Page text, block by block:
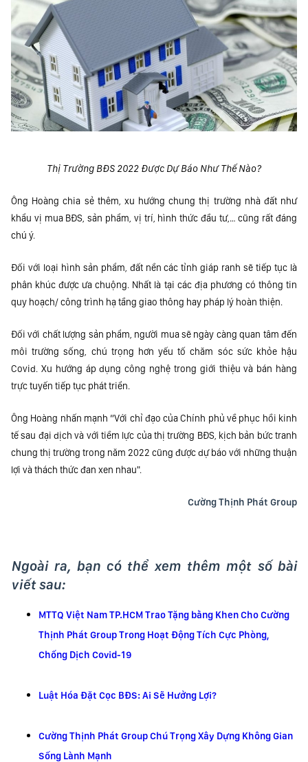
Thị Trường BĐS 2022 Được Dự Báo Như Thế Nào?
Ông Hoàng chia sẻ thêm, xu hướng chung thị trường nhà đất như
khẩu vị mua BĐS, sản phẩm, vị trí, hình thức đầu tư,… cũng rất đáng
chú ý.
Đối với loại hình sản phẩm, đất nền các tỉnh giáp ranh sẽ tiếp tục là
phân khúc được ưa chuộng. Nhất là tại các địa phương có thông tin
quy hoạch/ công trình hạ tầng giao thông hay pháp lý hoàn thiện.
Đối với chất lượng sản phẩm, người mua sẽ ngày càng quan tâm đến
môi trường sống, chú trọng hơn yếu tố chăm sóc sức khỏe hậu
Covid. Xu hướng áp dụng công nghệ trong giới thiệu và bán hàng
trực tuyến tiếp tục phát triển.
Ông Hoàng nhấn mạnh “Với chỉ đạo của Chính phủ về phục hồi kinh
tế sau đại dịch và với tiềm lực của thị trường BĐS, kịch bản bức tranh
chung thị trường trong năm 2022 cũng được dự báo với những thuận
lợi và thách thức đan xen nhau".
Cường Thịnh Phát Group
Ngoài ra, bạn có thể xem thêm một số bài
viết sau:
MTTQ Việt Nam TP.HCM Trao Tặng bằng Khen Cho Cường
Thịnh Phát Group Trong Hoạt Động Tích Cực Phòng,
Chống Dịch Covid-19
Luật Hóa Đặt Cọc BĐS: Ai Sẽ Hưởng Lợi?
Cường Thịnh Phát Group Chú Trọng Xây Dựng Không Gian
Sống Lành Mạnh